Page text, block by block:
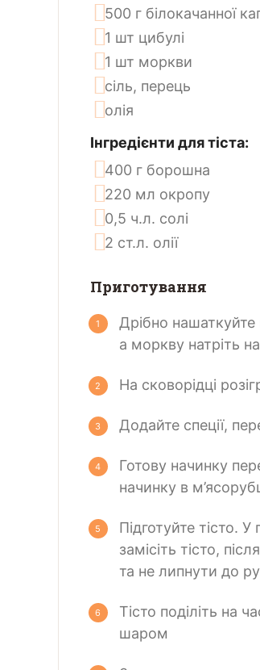
500 г білокачанної
1 шт цибулі
1 шт моркви
сіль, перець
олія
Інгредієнти для тіста:
400 г борошна
220 мл окропу
0,5 ч.л. солі
2 ст.л. олії
Приготування
Дрібно
а моркву натріть
На сковорідці
Додайте спеції,
Готову начинку
начинку в
Підготуйте тісто.
замісіть тісто,
та не липнути до
Тісто поділіть на
шаром